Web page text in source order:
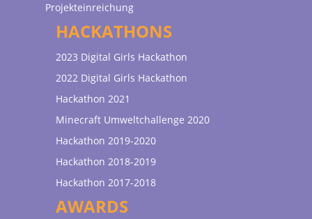
Projekteinreichung
HACKATHONS
2023 Digital Girls Hackathon
2022 Digital Girls Hackathon
Hackathon 2021
Minecraft Umweltchallenge 2020
Hackathon 2019-2020
Hackathon 2018-2019
Hackathon 2017-2018
AWARDS